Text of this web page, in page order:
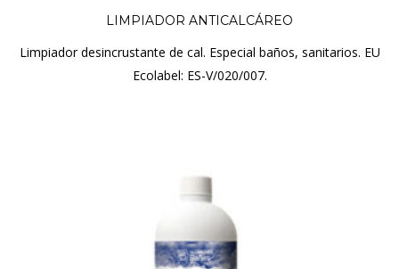
LIMPIADOR ANTICALCÁREO
Limpiador desincrustante de cal. Especial baños, sanitarios. EU
Ecolabel: ES-V/020/007.